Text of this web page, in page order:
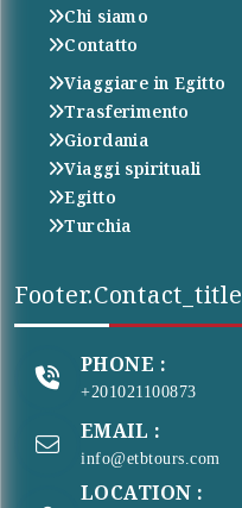
Chi siamo
Contatto
Viaggiare in Egitto
Trasferimento
Giordania
Viaggi spirituali
Egitto
Turchia
Footer.contact_title
PHONE :
+201021100873
EMAIL :
info@etbtours.com
LOCATION :